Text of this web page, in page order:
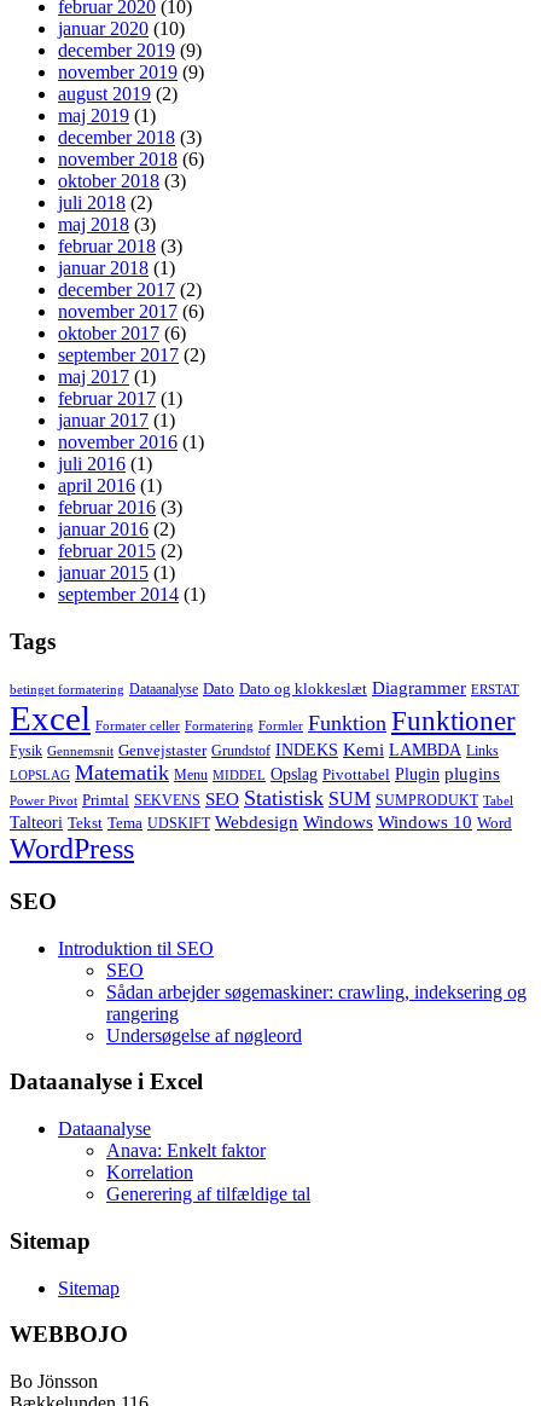
februar 2020 (10)
januar 2020 (10)
december 2019 (9)
november 2019 (9)
august 2019 (2)
maj 2019 (1)
december 2018 (3)
november 2018 (6)
oktober 2018 (3)
juli 2018 (2)
maj 2018 (3)
februar 2018 (3)
januar 2018 (1)
december 2017 (2)
november 2017 (6)
oktober 2017 (6)
september 2017 (2)
maj 2017 (1)
februar 2017 (1)
januar 2017 (1)
november 2016 (1)
juli 2016 (1)
april 2016 (1)
februar 2016 (3)
januar 2016 (2)
februar 2015 (2)
januar 2015 (1)
september 2014 (1)
Tags
betinget formatering Dataanalyse Dato Dato og klokkeslæt Diagrammer ERSTAT
Excel Formater celler Formatering Formler Funktion Funktioner
Fysik Gennemsnit Genvejstaster Grundstof INDEKS Kemi LAMBDA Links
LOPSLAG Matematik Menu MIDDEL Opslag Pivottabel Plugin plugins
Power Pivot Primtal SEKVENS SEO Statistisk SUM SUMPRODUKT Tabel
Talteori Tekst Tema UDSKIFT Webdesign Windows Windows 10 Word
WordPress
SEO
Introduktion til SEO
SEO
Sådan arbejder søgemaskiner: crawling, indeksering og
rangering
Undersøgelse af nøgleord
Dataanalyse i Excel
Dataanalyse
Anava: Enkelt faktor
Korrelation
Generering af tilfældige tal
Sitemap
Sitemap
WEBBOJO
Bo Jönsson